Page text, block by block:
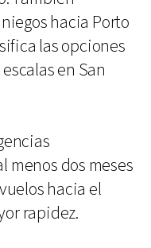
hacia Porto
las opciones
en San
menos dos meses
hacia el
rapidez.